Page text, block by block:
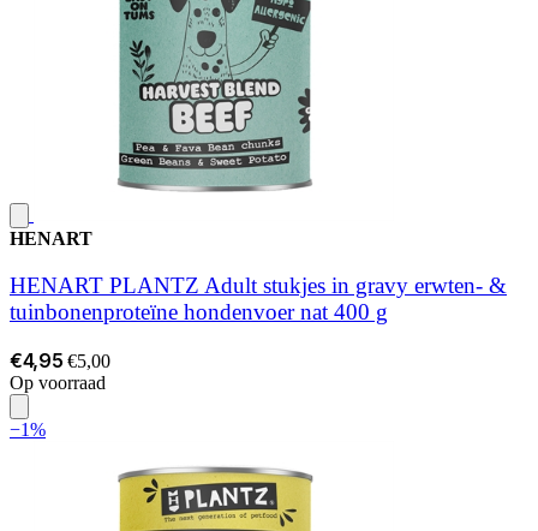
HENART
HENART PLANTZ Adult stukjes in gravy erwten- &
tuinbonenproteïne hondenvoer nat 400 g
€4,95 €5,00
Op voorraad
−1%